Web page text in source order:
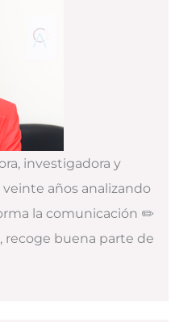
investigadora y
años analizando
la comunicación ✏️
recoge buena parte de